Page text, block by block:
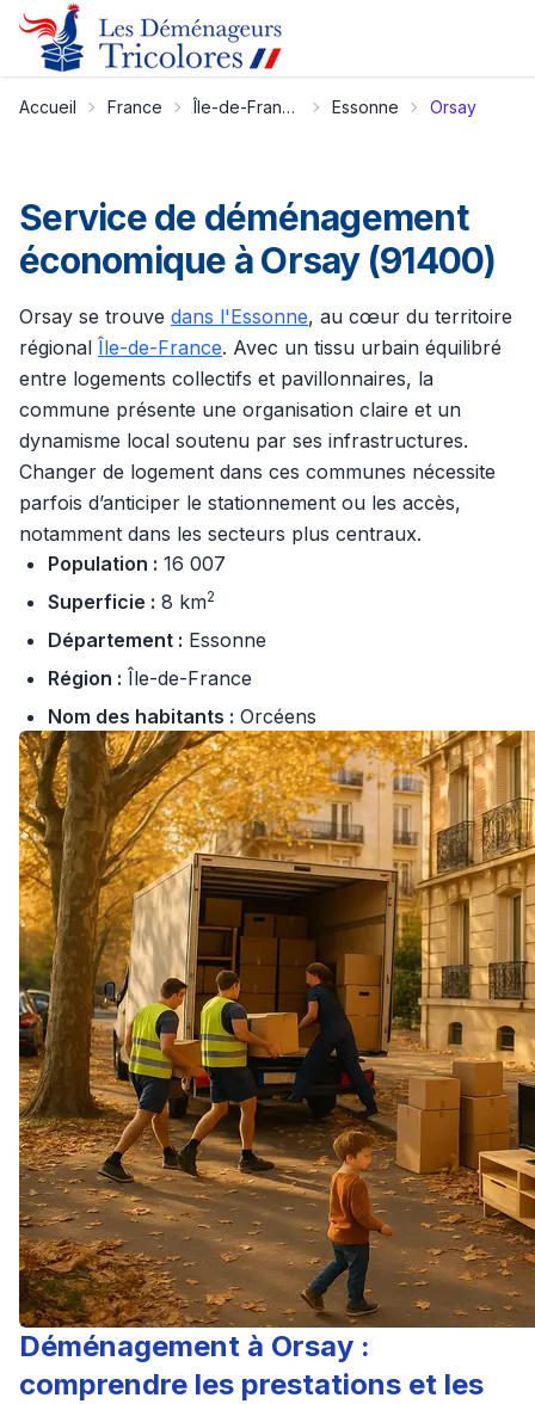
Accueil France Île-de-France Essonne Orsay
Service de déménagement
économique à Orsay (91400)
Orsay se trouve dans l'Essonne, au cœur du territoire
régional Île-de-France. Avec un tissu urbain équilibré
entre logements collectifs et pavillonnaires, la
commune présente une organisation claire et un
dynamisme local soutenu par ses infrastructures.
Changer de logement dans ces communes nécessite
parfois d’anticiper le stationnement ou les accès,
notamment dans les secteurs plus centraux.
Population : 16 007
Superficie : 8 km2
Département : Essonne
Région : Île-de-France
Nom des habitants : Orcéens
Déménagement à Orsay :
comprendre les prestations et les